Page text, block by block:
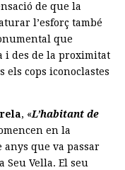
de que la
l’esforç també
que
i des de la proximitat
els cops iconoclastes
, «L’habitant de
en la
que va passar
Seu Vella. El seu